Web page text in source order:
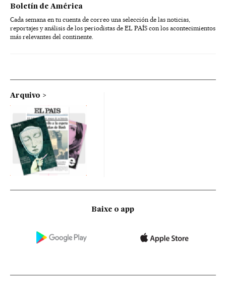
Boletín de América
Cada semana en tu cuenta de correo una selección de las noticias,
reportajes y análisis de los periodistas de EL PAÍS con los acontecimientos
más relevantes del continente.
Arquivo
Baixe o app